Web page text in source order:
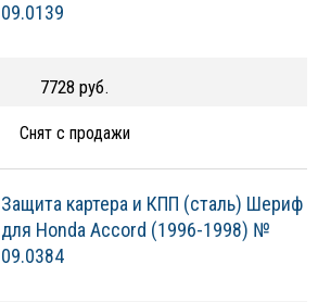
09.0139
7728 руб.
Снят с продажи
Защита картера и КПП (сталь) Шериф
для Honda Accord (1996-1998) №
09.0384